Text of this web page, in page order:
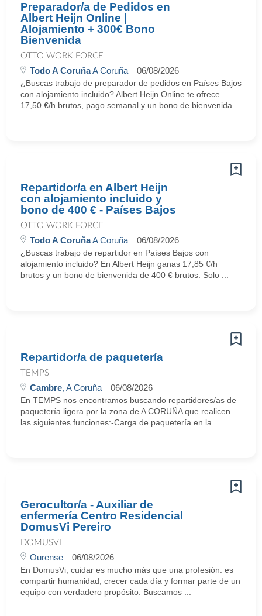
Preparador/a de Pedidos en
Albert Heijn Online |
Alojamiento + 300€ Bono
Bienvenida
OTTO WORK FORCE
Todo A CoruñaA Coruña 06/08/2026
¿Buscas trabajo de preparador de pedidos en Países Bajos
con alojamiento incluido? Albert Heijn Online te ofrece
17,50 €/h brutos, pago semanal y un bono de bienvenida ...
Repartidor/a en Albert Heijn
con alojamiento incluido y
bono de 400 € - Países Bajos
OTTO WORK FORCE
Todo A CoruñaA Coruña 06/08/2026
¿Buscas trabajo de repartidor en Países Bajos con
alojamiento incluido? En Albert Heijn ganas 17,85 €/h
brutos y un bono de bienvenida de 400 € brutos. Solo ...
Repartidor/a de paquetería
TEMPS
Cambre, A Coruña 06/08/2026
En TEMPS nos encontramos buscando repartidores/as de
paquetería ligera por la zona de A CORUÑA que realicen
las siguientes funciones:-Carga de paquetería en la ...
Gerocultor/a - Auxiliar de
enfermería Centro Residencial
DomusVi Pereiro
DOMUSVI
Ourense 06/08/2026
En DomusVi, cuidar es mucho más que una profesión: es
compartir humanidad, crecer cada día y formar parte de un
equipo con verdadero propósito. Buscamos ...